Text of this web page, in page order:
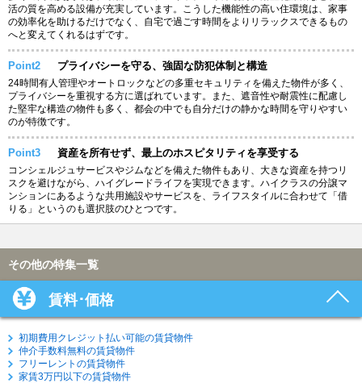
活の質を高める設備が充実しています。こうした機能性の高い住環境は、家事
の効率化を助けるだけでなく、自宅で過ごす時間をよりリラックスできるもの
へと変えてくれるはずです。
Point2 プライバシーを守る、強固な防犯体制と構造
24時間有人管理やオートロックなどの多重セキュリティを備えた物件が多く、
プライバシーを重視する方に選ばれています。また、遮音性や耐震性に配慮し
た堅牢な構造の物件も多く、都会の中でも自分だけの静かな時間を守りやすい
のが特徴です。
Point3 資産を所有せず、最上のホスピタリティを享受する
コンシェルジュサービスやジムなどを備えた物件もあり、大きな資産を持つリ
スクを避けながら、ハイグレードライフを実現できます。ハイクラスの分譲マ
ンションにあるような共用施設やサービスを、ライフスタイルに合わせて「借
りる」というのも選択肢のひとつです。
その他の特集一覧
賃料･価格
初期費用クレジット払い可能の賃貸物件
仲介手数料無料の賃貸物件
フリーレントの賃貸物件
家賃3万円以下の賃貸物件